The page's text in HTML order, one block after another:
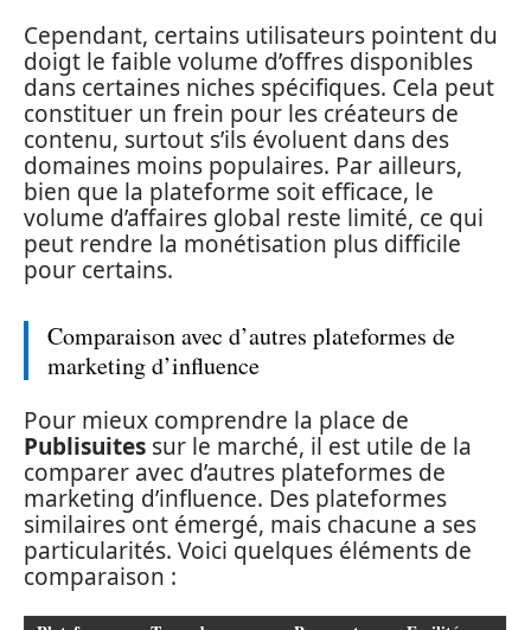
Cependant, certains utilisateurs pointent du
doigt le faible volume d’offres disponibles
dans certaines niches spécifiques. Cela peut
constituer un frein pour les créateurs de
contenu, surtout s’ils évoluent dans des
domaines moins populaires. Par ailleurs,
bien que la plateforme soit efficace, le
volume d’affaires global reste limité, ce qui
peut rendre la monétisation plus difficile
pour certains.
Comparaison avec d’autres plateformes de
marketing d’influence
Pour mieux comprendre la place de
Publisuites sur le marché, il est utile de la
comparer avec d’autres plateformes de
marketing d’influence. Des plateformes
similaires ont émergé, mais chacune a ses
particularités. Voici quelques éléments de
comparaison :